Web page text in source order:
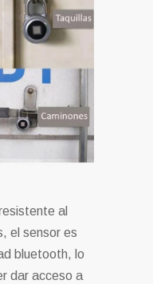
al
el sensor es
bluetooth, lo
dar acceso a